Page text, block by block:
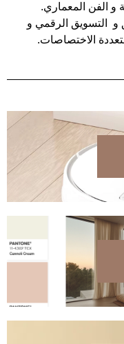
و الفن المعماري.
التسويق الرقمي و
الاختصاصات.